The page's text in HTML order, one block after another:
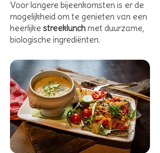
Voor langere bijeenkomsten is er de
mogelijkheid om te genieten van een
heerlijke streeklunchmet duurzame,
biologische ingrediënten.